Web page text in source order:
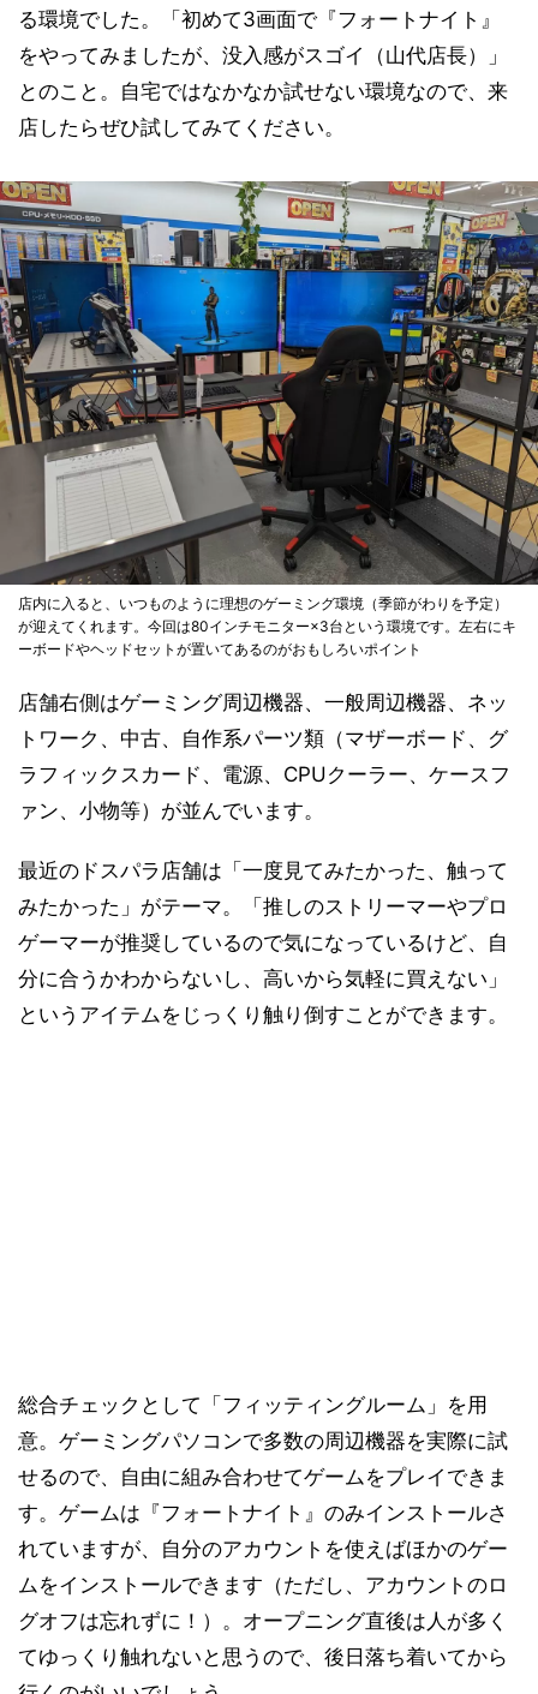
る環境でした。「初めて3画面で『フォートナイト』
をやってみましたが、没入感がスゴイ（山代店長）」
とのこと。自宅ではなかなか試せない環境なので、来
店したらぜひ試してみてください。
店内に入ると、いつものように理想のゲーミング環境（季節がわりを予定）
が迎えてくれます。今回は80インチモニター×3台という環境です。左右にキ
ーボードやヘッドセットが置いてあるのがおもしろいポイント
店舗右側はゲーミング周辺機器、一般周辺機器、ネッ
トワーク、中古、自作系パーツ類（マザーボード、グ
ラフィックスカード、電源、CPUクーラー、ケースフ
ァン、小物等）が並んでいます。
最近のドスパラ店舗は「一度見てみたかった、触って
みたかった」がテーマ。「推しのストリーマーやプロ
ゲーマーが推奨しているので気になっているけど、自
分に合うかわからないし、高いから気軽に買えない」
というアイテムをじっくり触り倒すことができます。
総合チェックとして「フィッティングルーム」を用
意。ゲーミングパソコンで多数の周辺機器を実際に試
せるので、自由に組み合わせてゲームをプレイできま
す。ゲームは『フォートナイト』のみインストールさ
れていますが、自分のアカウントを使えばほかのゲー
ムをインストールできます（ただし、アカウントのロ
グオフは忘れずに！）。オープニング直後は人が多く
てゆっくり触れないと思うので、後日落ち着いてから